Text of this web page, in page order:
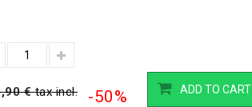
€tax incl. -50% ADD TO CART